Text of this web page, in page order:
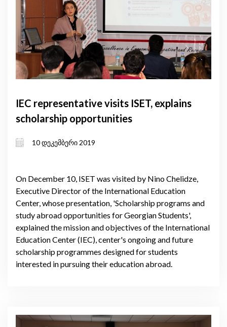
IEC representative visits ISET, explains
scholarship opportunities
10 დეკემბერი 2019
On December 10, ISET was visited by Nino Chelidze,
Executive Director of the International Education
Center, whose presentation, 'Scholarship programs and
study abroad opportunities for Georgian Students',
explained the mission and objectives of the International
Education Center (IEC), center's ongoing and future
scholarship programmes designed for students
interested in pursuing their education abroad.